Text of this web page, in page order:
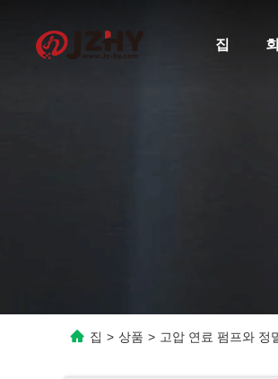
집
집 > 상품 > 고압 연료 펌프와 정